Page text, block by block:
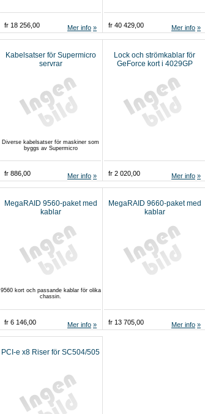
fr 18 256,00 Mer info fr 40 429,00 Mer info
Kabelsatser för Supermicro
servrar
Diverse kabelsatser för maskiner som
byggs av Supermicro
fr 886,00 Mer info
Lock och strömkablar för
GeForce kort i 4029GP
fr 2 020,00 Mer info
MegaRAID 9560-paket med
kablar
9560 kort och passande kablar för olika
chassin.
fr 6 146,00 Mer info
MegaRAID 9660-paket med
kablar
fr 13 705,00 Mer info
PCI-e x8 Riser för SC504/505